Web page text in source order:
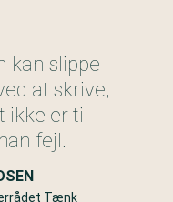
kan slippe
at skrive,
ikke er til
fejl.
Tænk